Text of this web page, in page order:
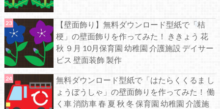
【壁面飾り】無料ダウンロード型紙で「桔
梗」の壁面飾りを作ってみた！ ききょう 花
秋 ９月 10月保育園 幼稚園 介護施設 デイサー
ビス 壁面装飾 製作
無料ダウンロード型紙で「はたらくくるま し
ょうぼうしゃ」の壁面飾りを作ってみた！ 働
く車 消防車 春 夏 秋 冬 保育園 幼稚園 介護施